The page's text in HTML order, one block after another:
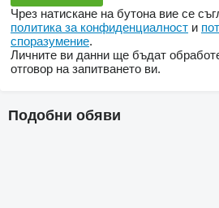
Чрез натискане на бутона вие се
политика за конфиденциалност и
споразумение.
Личните ви данни ще бъдат
отговор на запитването ви.
Подобни обяви